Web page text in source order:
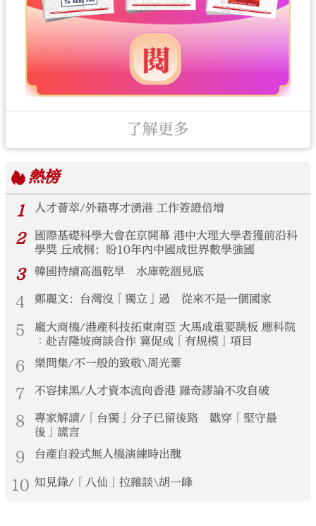
了解更多
熱榜
1
人才薈萃/外籍專才湧港 工作簽證倍增
2
國際基礎科學大會在京開幕 港中大理大學者獲前沿科
學獎 丘成桐：盼10年內中國成世界數學強國
3 韓國持續高溫乾旱 水庫乾涸見底
4 鄭麗文：台灣沒「獨立」過 從來不是一個國家
5
龐大商機/港產科技拓東南亞 大馬成重要跳板 應科院
︰赴吉隆坡商談合作 冀促成「有規模」項目
6 樂問集/不一般的致敬\周光蓁
7 不容抹黑/人才資本流向香港 羅奇謬論不攻自破
8
專家解讀/「台獨」分子已留後路 戳穿「堅守最
後」謊言
9 台產自殺式無人機演練時出醜
10 知見錄/「八仙」拉雜談\胡一峰